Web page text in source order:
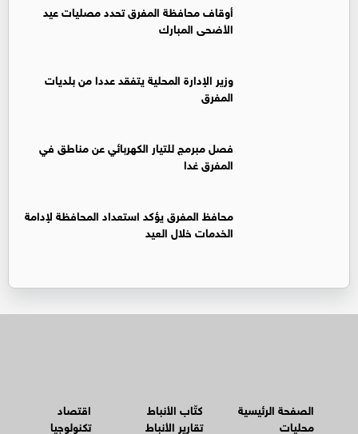
أوقاف محافظة المفرق تحدد مصليات عيد
الأضحى المبارك
وزير الإدارة المحلية يتفقد عددا من بلديات
المفرق
فصل مبرمج للتيار الكهربائي عن مناطق في
المفرق غدا
محافظ المفرق يؤكد استعداد المحافظة لإدامة
الخدمات خلال العيد
الصفحة الرئيسية
محليات
كتّاب الأنباط
تقارير الأنباط
اقتصاد
تكنولوجيا